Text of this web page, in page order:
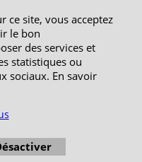
ce site, vous acceptez
le bon
des services et
statistiques ou
sociaux. En savoir